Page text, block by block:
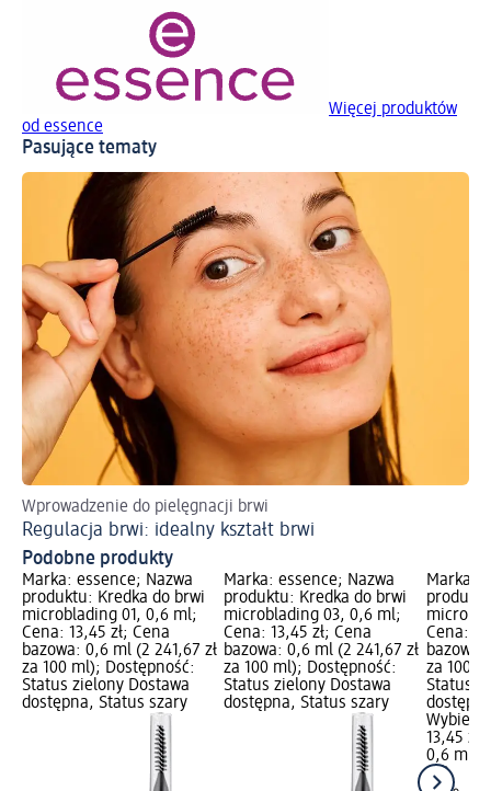
Więcej produktów
od essence
Pasujące tematy
Wprowadzenie do pielęgnacji brwi
Regulacja brwi: idealny kształt brwi
Podobne produkty
Marka: essence; Nazwa
produktu: Kredka do brwi
microblading 01, 0,6 ml;
Cena: 13,45 zł; Cena
bazowa: 0,6 ml (2 241,67 zł
za 100 ml); Dostępność:
Status zielony Dostawa
dostępna, Status szary
Marka: essence; Nazwa
produktu: Kredka do brwi
microblading 03, 0,6 ml;
Cena: 13,45 zł; Cena
bazowa: 0,6 ml (2 241,67 zł
za 100 ml); Dostępność:
Status zielony Dostawa
dostępna, Status szary
Marka:
Cena:
bazowa:
za 100
Status
Wybierz
13,45 zł
0,6 ml (2
ml)